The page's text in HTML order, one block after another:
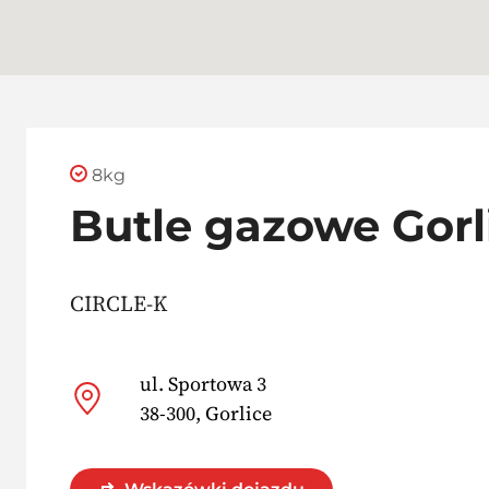
8kg
Butle gazowe
CIRCLE-K
ul. Sportowa 3
38-300, Gorlice